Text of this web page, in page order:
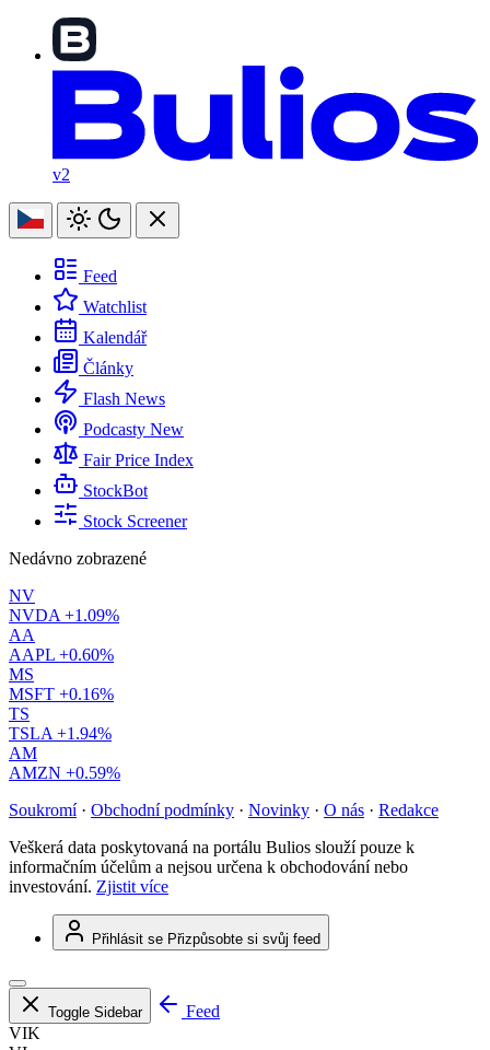
v2
Feed
Watchlist
Kalendář
Články
Flash News
Podcasty New
Fair Price Index
StockBot
Stock Screener
Nedávno zobrazené
NV
NVDA +1.09%
AA
AAPL +0.60%
MS
MSFT +0.16%
TS
TSLA +1.94%
AM
AMZN +0.59%
Soukromí · Obchodní podmínky · Novinky · O nás · Redakce
Veškerá data poskytovaná na portálu Bulios slouží pouze k
informačním účelům a nejsou určena k obchodování nebo
investování. Zjistit více
Přihlásit se Přizpůsobte si svůj feed
Toggle Sidebar
Feed
VIK